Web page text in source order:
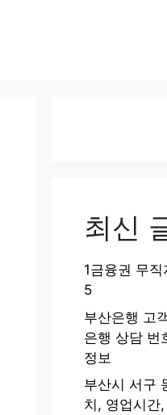
최신
1금융권 무
5
부산은행 고
은행 상담 번
정보
부산시 서구
치, 영업시간